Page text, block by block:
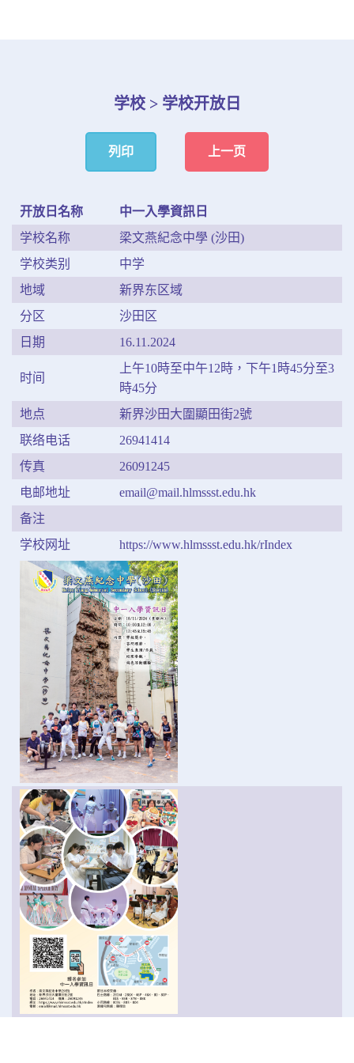
学校 > 学校开放日
列印 上一页
开放日名称
中一入學資訊日
学校名称
梁文燕紀念中學 (沙田)
学校类别
中学
地域
新界东区域
分区
沙田区
日期
16.11.2024
时间
上午10時至中午12時，下午1時45分至3
時45分
地点
新界沙田大圍顯田街2號
联络电话
26941414
传真
26091245
电邮地址
email@mail.hlmssst.edu.hk
备注
学校网址
https://www.hlmssst.edu.hk/rIndex